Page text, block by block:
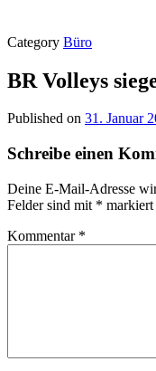
Category Büro
BR Volleys
Published on 31. Januar
Schreibe einen
Deine E-Mail-Adresse
Felder sind mit * markiert
Kommentar *